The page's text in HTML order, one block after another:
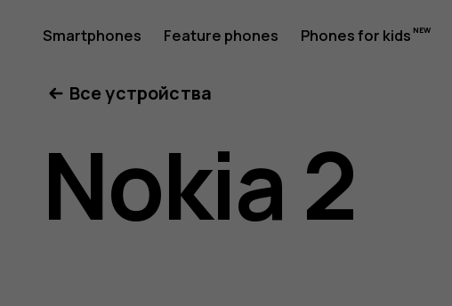
Nokia
2
user
Smartphones Feature phones Phones for kids
Все устройства
Nokia 2